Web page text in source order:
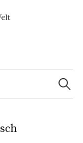
Suchen
nach: